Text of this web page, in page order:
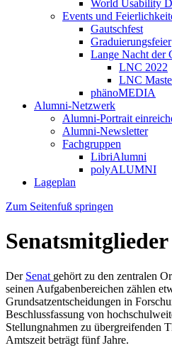
World Usability
Events und
Gautschfest
Graduierungsfeier
Lange Nacht der
LNC 2022
LNC
phänoMEDIA
Alumni-Netzwerk
Alumni-Portrait
Alumni-Newsletter
Fachgruppen
LibriAlumni
polyALUMNI
Lageplan
Zum Seitenfuß springen
Senatsmitglieder
Der Senat gehört zu den zentralen
seinen Aufgabenbereichen zählen
Grundsatzentscheidungen in
Beschlussfassung von
Stellungnahmen zu übergreifenden
Amtszeit beträgt fünf Jahre.